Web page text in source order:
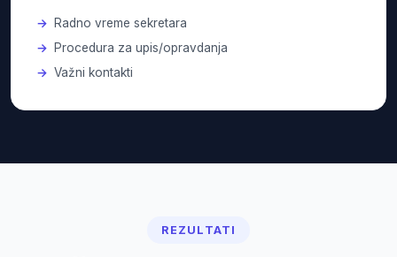
Radno vreme sekretara
Procedura za upis/opravdanja
Važni kontakti
REZULTATI